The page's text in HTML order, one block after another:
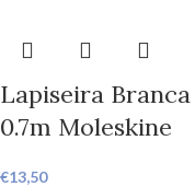
Lapiseira Branca
0.7m Moleskine
€13,50